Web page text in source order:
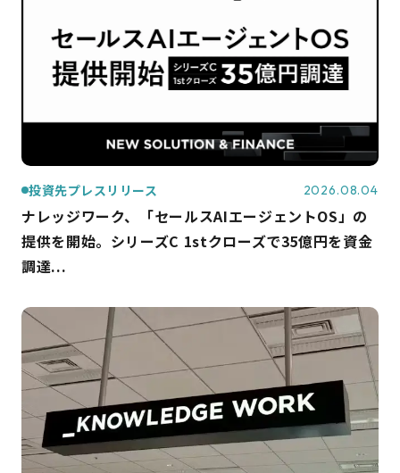
投資先プレスリリース 2026.08.04
ナレッジワーク、「セールスAIエージェントOS」の
提供を開始。シリーズC 1stクローズで35億円を資金
調達...